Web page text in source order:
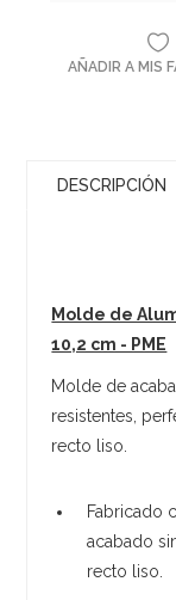
AÑADIR A MIS
DESCRIPCIÓN
Molde de
10,2 cm - PME
Molde de
resistentes,
recto liso.
Fabricado
acabado
recto liso.